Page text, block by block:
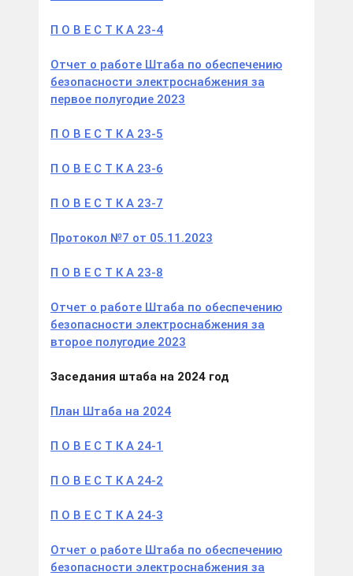
П О В Е С Т К А 23-4
Отчет о работе Штаба по обеспечению
безопасности электроснабжения за
первое полугодие 2023
П О В Е С Т К А 23-5
П О В Е С Т К А 23-6
П О В Е С Т К А 23-7
Протокол №7 от 05.11.2023
П О В Е С Т К А 23-8
Отчет о работе Штаба по обеспечению
безопасности электроснабжения за
второе полугодие 2023
Заседания штаба на 2024 год
План Штаба на 2024
П О В Е С Т К А 24-1
П О В Е С Т К А 24-2
П О В Е С Т К А 24-3
Отчет о работе Штаба по обеспечению
безопасности электроснабжения за